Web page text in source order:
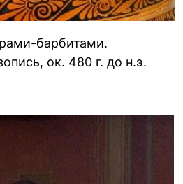
барбитами.
ок. 480 г. до н.э.